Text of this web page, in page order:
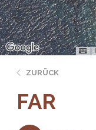
ZURÜCK
FAR